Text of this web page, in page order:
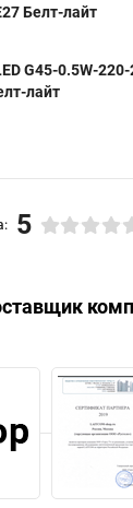
Белт-лайт
G45-0.5W-
лайт
5